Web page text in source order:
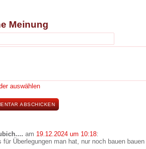
Meinung
auswählen
am 19.12.2024 um 10:18:
für Überlegungen man hat, nur noch bauen bauen